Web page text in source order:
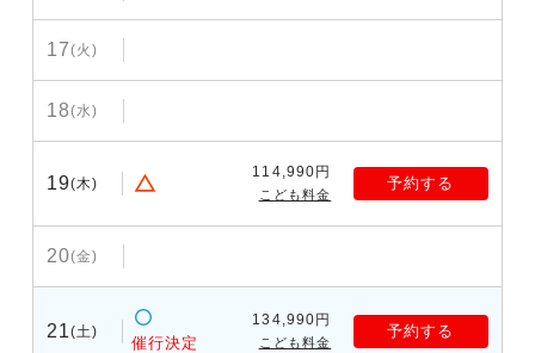
17(火)
18(水)
19(木)
114,990円
こども料金
予約する
20(金)
21(土)
催行決定
134,990円
こども料金
予約する